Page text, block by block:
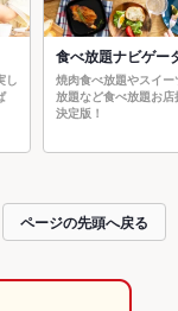
し
食べ放題ナビゲー
焼肉食べ放題やスイー
放題など食べ放題お店
決定版！
ページの先頭へ戻る